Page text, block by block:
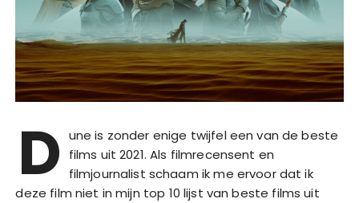
D une is zonder enige twijfel een van de beste
films uit 2021. Als filmrecensent en
filmjournalist schaam ik me ervoor dat ik
deze film niet in mijn top 10 lijst van beste films uit